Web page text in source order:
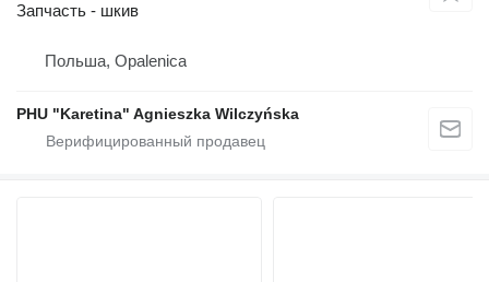
Запчасть - шкив
Польша, Opalenica
PHU "Karetina" Agnieszka Wilczyńska